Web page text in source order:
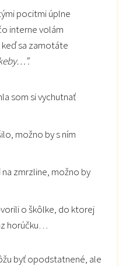
pocitmi úplne
interne volám
sa zamotáte
som si vychutnať
možno by s ním
zmrzline, možno by
o škôlke, do ktorej
horúčku…
byť opodstatnené, ale